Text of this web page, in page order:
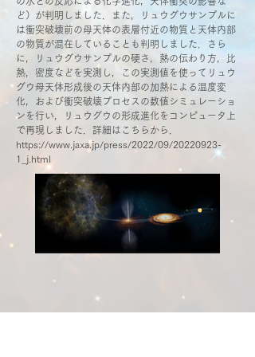
ど）が判明しました．また，リュウグウサンプルに
は衝突破壊前の母天体の表層付近の物質と天体内部
の物質が混在していることも判明しました．さら
に，リュウグウサンプルの硬さ，熱の伝わり方，比
熱，密度などを実測し，この実測値を使ってリュウ
グウ母天体形成後の天体内部の加熱による温度変
化，および衝突破壊プロセスの数値シミュレーショ
ンを行い，リュウグウの形成進化をコンピュータ上
で再現しました．詳細はこちらから．
https://www.jaxa.jp/press/2022/09/20220923-
1_j.html